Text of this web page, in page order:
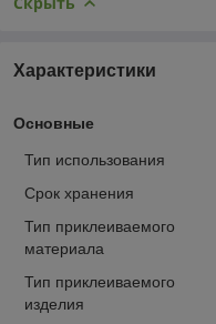
Характеристики
Основные
Тип использования
Срок хранения
Тип приклеиваемого
материала
Тип приклеиваемого
изделия